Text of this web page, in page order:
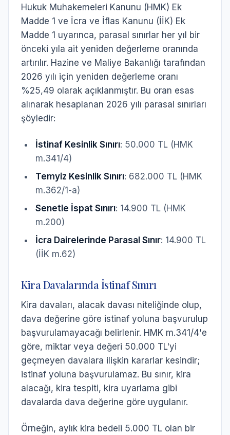
Hukuk Muhakemeleri Kanunu (HMK) Ek
Madde 1 ve İcra ve İflas Kanunu (İİK) Ek
Madde 1 uyarınca, parasal sınırlar her yıl bir
önceki yıla ait yeniden değerleme oranında
artırılır. Hazine ve Maliye Bakanlığı tarafından
2026 yılı için yeniden değerleme oranı
%25,49 olarak açıklanmıştır. Bu oran esas
alınarak hesaplanan 2026 yılı parasal sınırları
şöyledir:
İstinaf Kesinlik Sınırı: 50.000 TL (HMK
m.341/4)
Temyiz Kesinlik Sınırı: 682.000 TL (HMK
m.362/1-a)
Senetle İspat Sınırı: 14.900 TL (HMK
m.200)
İcra Dairelerinde Parasal Sınır: 14.900 TL
(İİK m.62)
Kira Davalarında İstinaf Sınırı
Kira davaları, alacak davası niteliğinde olup,
dava değerine göre istinaf yoluna başvurulup
başvurulamayacağı belirlenir. HMK m.341/4'e
göre, miktar veya değeri 50.000 TL'yi
geçmeyen davalara ilişkin kararlar kesindir;
istinaf yoluna başvurulamaz. Bu sınır, kira
alacağı, kira tespiti, kira uyarlama gibi
davalarda dava değerine göre uygulanır.
Örneğin, aylık kira bedeli 5.000 TL olan bir